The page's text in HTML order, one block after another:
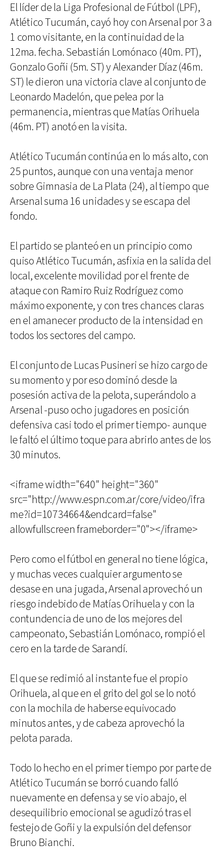
El líder de la Liga Profesional de Fútbol (LPF),
Atlético Tucumán, cayó hoy con Arsenal por 3 a
1 como visitante, en la continuidad de la
12ma. fecha. Sebastián Lomónaco (40m. PT),
Gonzalo Goñi (5m. ST) y Alexander Díaz (46m.
ST) le dieron una victoria clave al conjunto de
Leonardo Madelón, que pelea por la
permanencia, mientras que Matías Orihuela
(46m. PT) anotó en la visita.
Atlético Tucumán continúa en lo más alto, con
25 puntos, aunque con una ventaja menor
sobre Gimnasia de La Plata (24), al tiempo que
Arsenal suma 16 unidades y se escapa del
fondo.
El partido se planteó en un principio como
quiso Atlético Tucumán, asfixia en la salida del
local, excelente movilidad por el frente de
ataque con Ramiro Ruiz Rodríguez como
máximo exponente, y con tres chances claras
en el amanecer producto de la intensidad en
todos los sectores del campo.
El conjunto de Lucas Pusineri se hizo cargo de
su momento y por eso dominó desde la
posesión activa de la pelota, superándolo a
Arsenal -puso ocho jugadores en posición
defensiva casi todo el primer tiempo- aunque
le faltó el último toque para abrirlo antes de los
30 minutos.
<iframe width="640" height="360"
src="http://www.espn.com.ar/core/video/ifra
me?id=10734664&endcard=false"
allowfullscreen frameborder="0"></iframe>
Pero como el fútbol en general no tiene lógica,
y muchas veces cualquier argumento se
desase en una jugada, Arsenal aprovechó un
riesgo indebido de Matías Orihuela y con la
contundencia de uno de los mejores del
campeonato, Sebastián Lomónaco, rompió el
cero en la tarde de Sarandí.
El que se redimió al instante fue el propio
Orihuela, al que en el grito del gol se lo notó
con la mochila de haberse equivocado
minutos antes, y de cabeza aprovechó la
pelota parada.
Todo lo hecho en el primer tiempo por parte de
Atlético Tucumán se borró cuando falló
nuevamente en defensa y se vio abajo, el
desequilibrio emocional se agudizó tras el
festejo de Goñi y la expulsión del defensor
Bruno Bianchi.